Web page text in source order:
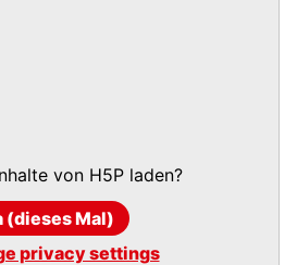
von H5Pladen?
(dieses Mal)
privacy settings